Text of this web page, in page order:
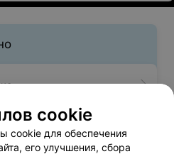
cookie
cookie для обеспечения
его улучшения, сбора